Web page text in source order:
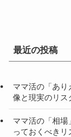
最近の投稿
ママ活の「あり
像と現実のリス
ママ活の「相場
っておくべきリ